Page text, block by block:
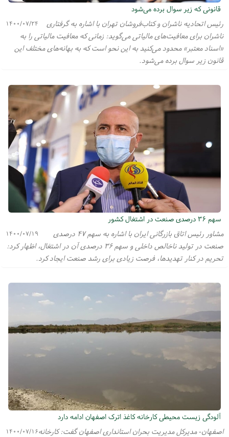
قانونی که زیر سوال برده می‌شود
۱۴۰۰/۰۷/۲۴
رئیس اتحادیه ناشران و کتاب‌فروشان تهران با اشاره به گرفتاری
ناشران برای معافیت‌های مالیاتی می‌گوید: زمانی که معافیت مالیاتی را به
«اسناد معتبر» محدود می‌کنید به این نحو است که به بهانه‌های مختلف این
قانون زیر سوال برده می‌شود.
سهم ۳۶ درصدی صنعت در اشتغال کشور
۱۴۰۰/۰۷/۱۹
مشاور رئیس اتاق بازرگانی ایران با اشاره به سهم ۴۷ درصدی
صنعت در تولید ناخالص داخلی و سهم ۳۶ درصدی آن در اشتغال، اظهار کرد:
تحریم در کنار تهدیدها، فرصت زیادی برای رشد صنعت ایجاد کرد.
آلودگی زیست محیطی کارخانه کاغذ اترک اصفهان ادامه دارد
۱۴۰۰/۰۷/۱۶اصفهان- مدیرکل مدیریت بحران استانداری اصفهان گفت: کارخانه